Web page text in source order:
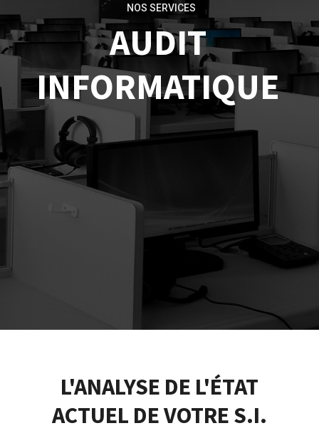
NOS SERVICES
AUDIT
INFORMATIQUE
L'ANALYSE DE L'ÉTAT
ACTUEL DE VOTRE S.I.